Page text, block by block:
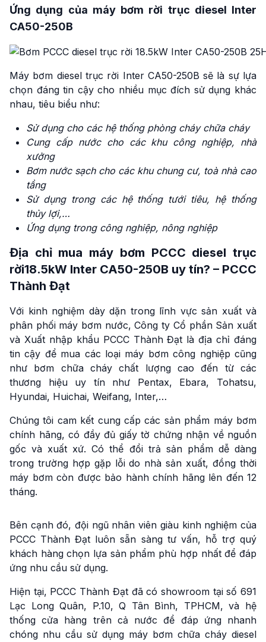
Ứng dụng của máy bơm rời trục diesel Inter
CA50-250B
Máy bơm diesel trục rời Inter CA50-250B sẽ là sự lựa
chọn đáng tin cậy cho nhiều mục đích sử dụng khác
nhau, tiêu biểu như:
Sử dụng cho các hệ thống phòng cháy chữa cháy
Cung cấp nước cho các khu công nghiệp, nhà
xưởng
Bơm nước sạch cho các khu chung cư, toà nhà cao
tầng
Sử dụng trong các hệ thống tưới tiêu, hệ thống
thủy lợi,…
Ứng dụng trong công nghiệp, nông nghiệp
Địa chỉ mua máy bơm PCCC diesel trục
rời18.5kW Inter CA50-250B uy tín? – PCCC
Thành Đạt
Với kinh nghiệm dày dặn trong lĩnh vực sản xuất và
phân phối máy bơm nước, Công ty Cổ phần Sản xuất
và Xuất nhập khẩu PCCC Thành Đạt là địa chỉ đáng
tin cậy để mua các loại máy bơm công nghiệp cũng
như bơm chữa cháy chất lượng cao đến từ các
thương hiệu uy tín như Pentax, Ebara, Tohatsu,
Hyundai, Huichai, Weifang, Inter,…
Chúng tôi cam kết cung cấp các sản phẩm máy bơm
chính hãng, có đầy đủ giấy tờ chứng nhận về nguồn
gốc và xuất xứ. Có thể đổi trả sản phẩm dễ dàng
trong trường hợp gặp lỗi do nhà sản xuất, đồng thời
máy bơm còn được bảo hành chính hãng lên đến 12
tháng.
Bên cạnh đó, đội ngũ nhân viên giàu kinh nghiệm của
PCCC Thành Đạt luôn sẵn sàng tư vấn, hỗ trợ quý
khách hàng chọn lựa sản phẩm phù hợp nhất để đáp
ứng nhu cầu sử dụng.
Hiện tại, PCCC Thành Đạt đã có showroom tại số 691
Lạc Long Quân, P.10, Q Tân Bình, TPHCM, và hệ
thống cửa hàng trên cả nước để đáp ứng nhanh
chóng nhu cầu sử dụng máy bơm chữa cháy diesel